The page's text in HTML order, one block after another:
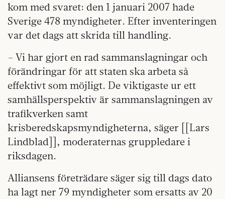
kom med svaret: den 1 januari 2007 hade
Sverige 478 myndigheter. Efter inventeringen
var det dags att skrida till handling.
– Vi har gjort en rad sammanslagningar och
förändringar för att staten ska arbeta så
effektivt som möjligt. De viktigaste ur ett
samhällsperspektiv är sammanslagningen av
trafikverken samt
krisberedskapsmyndigheterna, säger [[Lars
Lindblad]], moderaternas gruppledare i
riksdagen.
Alliansens företrädare säger sig till dags dato
ha lagt ner 79 myndigheter som ersatts av 20